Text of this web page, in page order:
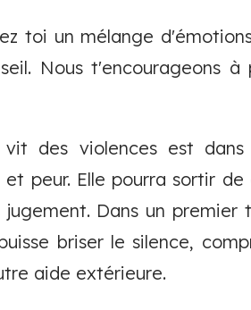
toi un mélange
Nous t'encourageons à
vit des violences est
peur. Elle pourra sortir
Dans un
briser le silence,
aide extérieure.